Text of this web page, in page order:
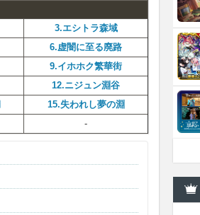
3.エシトラ森域
6.虚闇に至る廃路
9.イホホク繁華街
12.ニジュン淵谷
15.失われし夢の淵
-